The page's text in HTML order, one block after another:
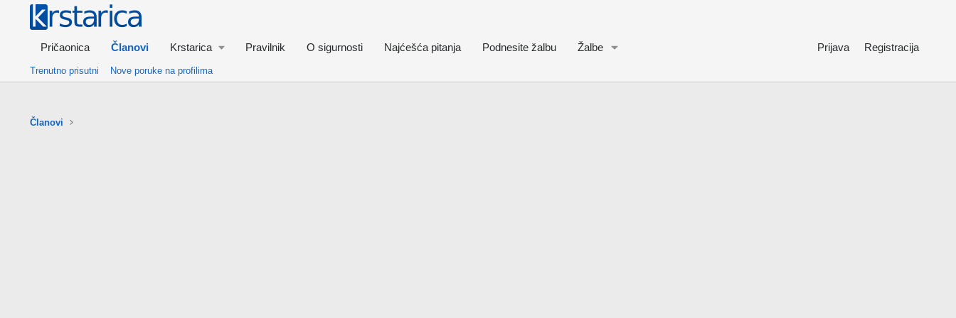
Pričaonica Članovi Krstarica Pravilnik O sigurnosti Najćešća pitanja Podnesite žalbu Žalbe Prijava Registracija
Trenutno prisutni Nove poruke na profilima
Članovi